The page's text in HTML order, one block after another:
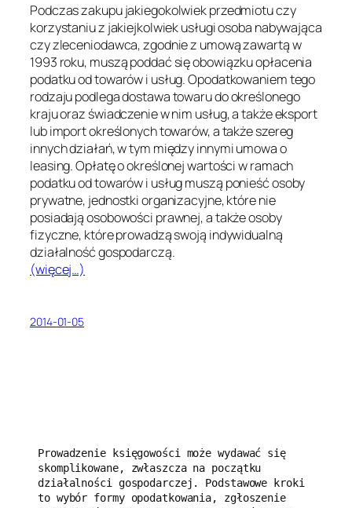
Podczas zakupu jakiegokolwiek przedmiotu czy
korzystaniu z jakiejkolwiek usługi osoba nabywająca
czy zleceniodawca, zgodnie z umową zawartą w
1993 roku, muszą poddać się obowiązku opłacenia
podatku od towarów i usług. Opodatkowaniem tego
rodzaju podlega dostawa towaru do określonego
kraju oraz świadczenie w nim usług, a także eksport
lub import określonych towarów, a także szereg
innych działań, w tym między innymi umowa o
leasing. Opłatę o określonej wartości w ramach
podatku od towarów i usług muszą ponieść osoby
prywatne, jednostki organizacyjne, które nie
posiadają osobowości prawnej, a także osoby
fizyczne, które prowadzą swoją indywidualną
działalność gospodarczą.
(więcej…)
2014-01-05
Prowadzenie księgowości może wydawać się
skomplikowane, zwłaszcza na początku
działalności gospodarczej. Podstawowe kroki
to wybór formy opodatkowania, zgłoszenie